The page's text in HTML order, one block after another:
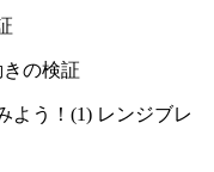
の検証
よう！(1) レンジブレ